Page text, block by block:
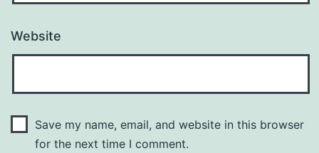
Website
Save my name, email, and website in this browser
for the next time I comment.